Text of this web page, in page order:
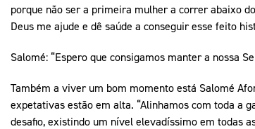
porque não ser a primeira mulher a correr abaixo
Deus me ajude e dê saúde a conseguir esse feito
Salomé: “Espero que consigamos manter a nossa
Também a viver um bom momento está Salomé
expetativas estão em alta. “Alinhamos com toda a
desafio, existindo um nível elevadíssimo em todas